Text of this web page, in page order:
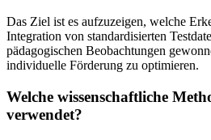
Das Ziel ist es aufzuzeigen, welche
Integration von standardisierten
pädagogischen Beobachtungen
individuelle Förderung zu optimieren.
Welche wissenschaftliche
verwendet?